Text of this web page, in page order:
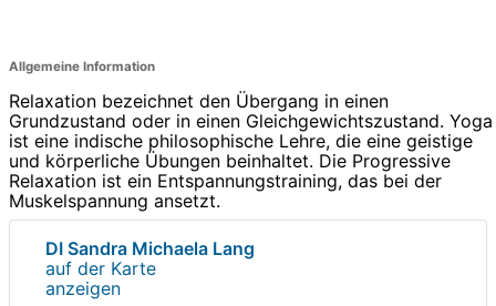
Allgemeine Information
Relaxation bezeichnet den Übergang in einen
Grundzustand oder in einen Gleichgewichtszustand. Yoga
ist eine indische philosophische Lehre, die eine geistige
und körperliche Übungen beinhaltet. Die Progressive
Relaxation ist ein Entspannungstraining, das bei der
Muskelspannung ansetzt.
DI Sandra Michaela Lang
auf der Karte
anzeigen